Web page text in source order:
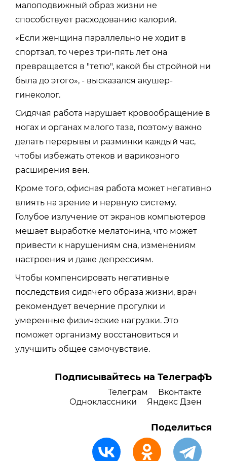
малоподвижный образ жизни не
способствует расходованию калорий.
«Если женщина параллельно не ходит в
спортзал, то через три-пять лет она
превращается в "тетю", какой бы стройной ни
была до этого», - высказался акушер-
гинеколог.
Сидячая работа нарушает кровообращение в
ногах и органах малого таза, поэтому важно
делать перерывы и разминки каждый час,
чтобы избежать отеков и варикозного
расширения вен.
Кроме того, офисная работа может негативно
влиять на зрение и нервную систему.
Голубое излучение от экранов компьютеров
мешает выработке мелатонина, что может
привести к нарушениям сна, изменениям
настроения и даже депрессиям.
Чтобы компенсировать негативные
последствия сидячего образа жизни, врач
рекомендует вечерние прогулки и
умеренные физические нагрузки. Это
поможет организму восстановиться и
улучшить общее самочувствие.
Подписывайтесь на ТелеграфЪ
Телеграм
Вконтакте
Одноклассники
Яндекс Дзен
Поделиться